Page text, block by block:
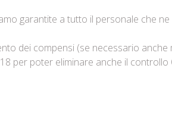
garantite a tutto il personale che
dei compensi (se necessario anche
per poter eliminare anche il